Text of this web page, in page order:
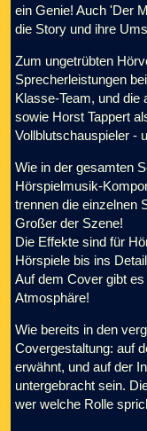
ein Genie! Auch 'Der
die Story und ihre
Zum ungetrübten
Sprecherleistungen
Klasse-Team, und die
sowie Horst Tappert
Vollblutschauspieler -
Wie in der gesamten
Hörspielmusik-
trennen die einzelnen
Großer der Szene!
Die Effekte sind für
Hörspiele bis ins
Auf dem Cover gibt
Atmosphäre!
Wie bereits in den
Covergestaltung: auf
erwähnt, und auf der
untergebracht sein.
wer welche Rolle